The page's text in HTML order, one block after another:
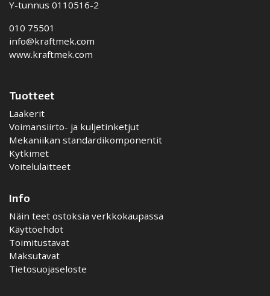
Y-tunnus 0110516-2
010 75501
info@kraftmek.com
www.kraftmek.com
Tuotteet
Laakerit
Voimansiirto- ja kuljetinketjut
Mekaniikan standardikomponentit
Kytkimet
Voitelulaitteet
Info
Näin teet ostoksia verkkokaupassa
Käyttöehdot
Toimitustavat
Maksutavat
Tietosuojaseloste